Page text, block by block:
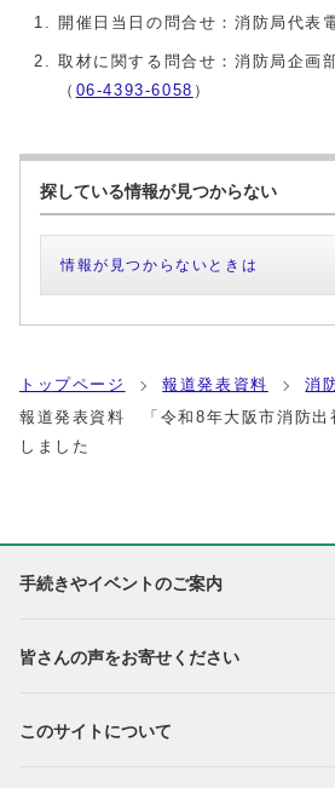
開催日当日の問合せ：消防局代表
取材に関する問合せ：消防局企画
（ 06-4393-6058 ）
探している情報が見つからない
情報が見つからないときは
トップページ 報道発表資料
消
報道発表資料 「令和8年大阪市消防出
しました
手続きやイベントのご案内
皆さんの声をお寄せください
このサイトについて